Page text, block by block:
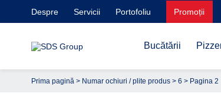
Despre Servicii Portofoliu Promoții
Bucătării
Prima pagină > Numar ochiuri / plite produs > 6 > Pagina 2